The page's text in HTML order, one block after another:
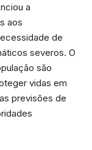
a
aos
de
severos. O
são
vidas em
previsões de